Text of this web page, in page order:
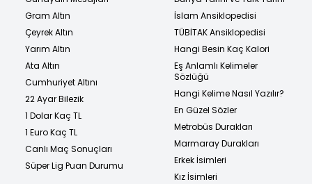
Gram Altın
Çeyrek Altın
Yarım Altın
Ata Altın
Cumhuriyet Altını
22 Ayar Bilezik
1 Dolar Kaç TL
1 Euro Kaç TL
Canlı Maç Sonuçları
Süper Lig Puan Durumu
İslam Ansiklopedisi
TÜBİTAK Ansiklopedisi
Hangi Besin Kaç Kalori
Eş Anlamlı Kelimeler
Sözlüğü
Hangi Kelime Nasıl Yazılır?
En Güzel Sözler
Metrobüs Durakları
Marmaray Durakları
Erkek İsimleri
Kız İsimleri